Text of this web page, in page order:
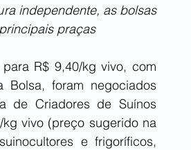
independente, as bolsas
praças
R$ 9,40/kg vivo, com
foram negociados
de Criadores de Suínos
vivo (preço sugerido na
e frigoríficos,